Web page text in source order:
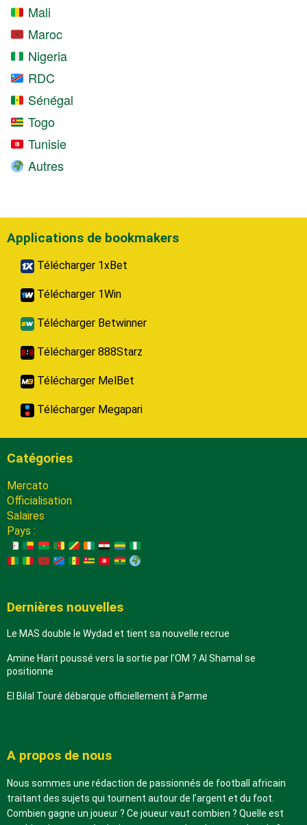
Mali
Maroc
Nigeria
RDC
Sénégal
Togo
Tunisie
Autres
Applications de bookmakers
Télécharger 1xBet
Télécharger 1Win
Télécharger Betwinner
Télécharger 888Starz
Télécharger MelBet
Télécharger Megapari
Catégories
Mercato
Officialisation
Salaires
Pays :
Dernières nouvelles
Le MAS double le Wydad et tient sa nouvelle recrue
Amine Harit poussé vers la sortie par l’OM ? Al Shamal se
positionne
El Bilal Touré débarque officiellement à Parme
A propos de nous
Nous sommes une rédaction de passionnés de football africain
traitant des sujets qui tournent autour de l’argent et du foot.
Combien gagne un joueur ? Ce joueur vaut combien ? Quelle est